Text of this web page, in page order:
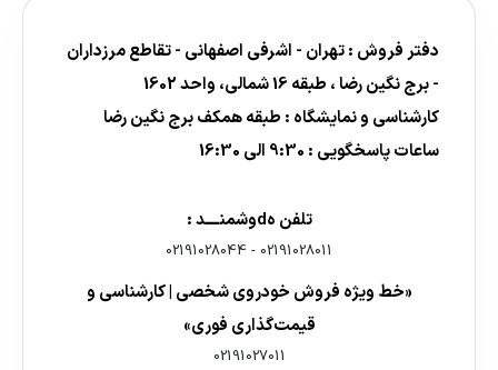
دفتر فروش : تهران - اشرفی اصفهانی - تقاطع مرزداران
- برج نگین رضا ، طبقه 16 شمالی، واحد 1602
کارشناسی و نمایشگاه : طبقه همکف برج نگین رضا
ساعات پاسخگویی : 9:30 الی 16:30
تلفن هdوشمنــــد :
02191028011
-
02191028044
«خط ویژه فروش خودروی شخصی | کارشناسی و
قیمت‌گذاری فوری»
02191027011